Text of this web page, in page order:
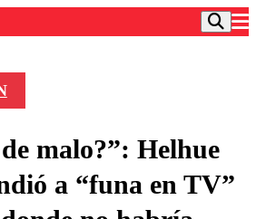
TV
malo?”: Helhue
a “funa en TV”